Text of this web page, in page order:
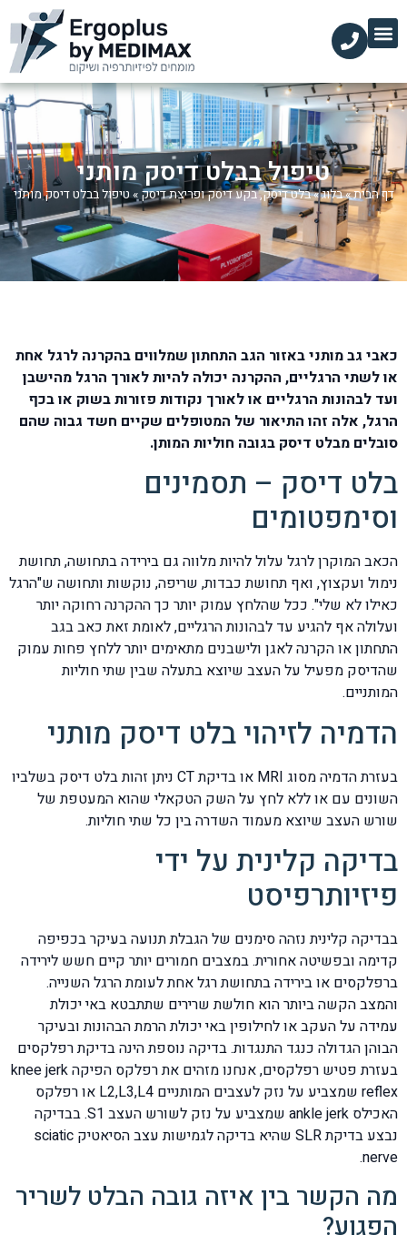
טיפול בבלט דיסק מותני
דף הבית»בלוג»בלט דיסק, בקע דיסק ופריצת דיסק»טיפול בבלט דיסק מותני
כאבי גב מותני באזור הגב התחתון שמלווים בהקרנה לרגל אחת
או לשתי הרגליים, ההקרנה יכולה להיות לאורך הרגל מהישבן
ועד לבהונות הרגליים או לאורך נקודות פזורות בשוק או בכף
הרגל, אלה זהו התיאור של המטופלים שקיים חשד גבוה שהם
סובלים מבלט דיסק בגובה חוליות המותן.
בלט דיסק – תסמינים
וסימפטומים
הכאב המוקרן לרגל עלול להיות מלווה גם בירידה בתחושה, תחושת
נימול ועקצוץ, ואף תחושת כבדות, שריפה, נוקשות ותחושה ש"הרגל
כאילו לא שלי". ככל שהלחץ עמוק יותר כך ההקרנה רחוקה יותר
ועלולה אף להגיע עד לבהונות הרגליים, לאומת זאת כאב בגב
התחתון או הקרנה לאגן ולישבנים מתאימים יותר ללחץ פחות עמוק
שהדיסק מפעיל על העצב שיוצא בתעלה שבין שתי חוליות
המותניים.
הדמיה לזיהוי בלט דיסק מותני
בעזרת הדמיה מסוג MRI או בדיקת CT ניתן זהות בלט דיסק בשלביו
השונים עם או ללא לחץ על השק הטקאלי שהוא המעטפת של
שורש העצב שיוצא מעמוד השדרה בין כל שתי חוליות.
בדיקה קלינית על ידי
פיזיותרפיסט
בבדיקה קלינית נזהה סימנים של הגבלת תנועה בעיקר בכפיפה
קדימה ובפשיטה אחורית. במצבים חמורים יותר קיים חשש לירידה
ברפלקסים או בירידה בתחושת רגל אחת לעומת הרגל השנייה.
והמצב הקשה ביותר הוא חולשת שרירים שתתבטא באי יכולת
עמידה על העקב או לחילופין באי יכולת הרמת הבהונות ובעיקר
הבוהן הגדולה כנגד התנגדות. בדיקה נוספת הינה בדיקת רפלקסים
בעזרת פטיש רפלקסים, אנחנו מזהים את רפלקס הפיקה knee jerk
reflex שמצביע על נזק לעצבים המותניים L2,L3,L4 או רפלקס
האכילס ankle jerk שמצביע על נזק לשורש העצב S1. בבדיקה
נבצע בדיקת SLR שהיא בדיקה לגמישות עצב הסיאטיק sciatic
nerve.
מה הקשר בין איזה גובה הבלט לשריר
הפגוע?